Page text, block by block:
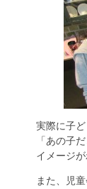
実際に子
「あの子
イメージが
また、児